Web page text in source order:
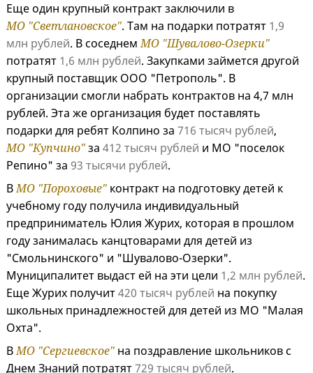
Еще один крупный контракт заключили в
МО "Светлановское". Там на подарки потратят 1,9
млн рублей. В соседнемМО "Шувалово-Озерки"
потратят 1,6 млн рублей. Закупками займется другой
крупный поставщик ООО "Петрополь". В
организации смогли набрать контрактов на 4,7 млн
рублей. Эта же организация будет поставлять
подарки для ребят Колпино за 716 тысяч рублей,
МО "Купчино"за 412 тысяч рублей и МО "поселок
Репино" за 93 тысячи рублей.
ВМО "Пороховые" контракт на подготовку детей к
учебному году получила индивидуальный
предприниматель Юлия Журих, которая в прошлом
году занималась канцтоварами для детей из
"Смольнинского" и "Шувалово-Озерки".
Муниципалитет выдаст ей на эти цели 1,2 млн рублей.
Еще Журих получит420 тысяч рублей на покупку
школьных принадлежностей для детей из МО "Малая
Охта".
ВМО "Сергиевское" на поздравление школьников с
Днем Знаний потратят729 тысяч рублей.